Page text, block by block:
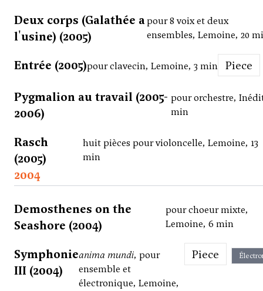
Deux corps (Galathée a
l'usine) (2005)
pour 8 voix et deux
ensembles, Lemoine, 20
Entrée (2005)pour clavecin, Lemoine, 3 min Piece
Pygmalion au travail (2005-
2006)
pour orchestre,
min
Rasch
(2005)
huit pièces pour violoncelle, Lemoine, 13
min
2004
Demosthenes on the
Seashore (2004)
pour choeur mixte,
Lemoine, 6 min
Symphonie
III (2004)
anima mundi, pour
ensemble et
électronique, Lemoine,
Piece